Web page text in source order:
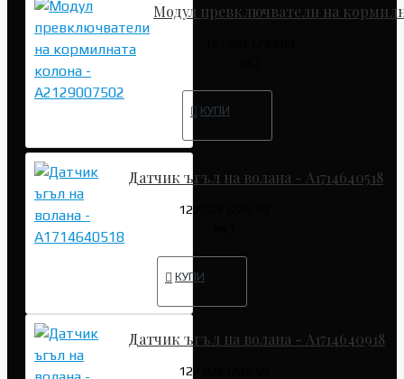
Модул превключватели на
КУПИ
Датчик ъгъл на волана - A1714640518
127.82€ (249.99
КУПИ
Датчик ъгъл на волана - A1714640918
127.82€ (249.99